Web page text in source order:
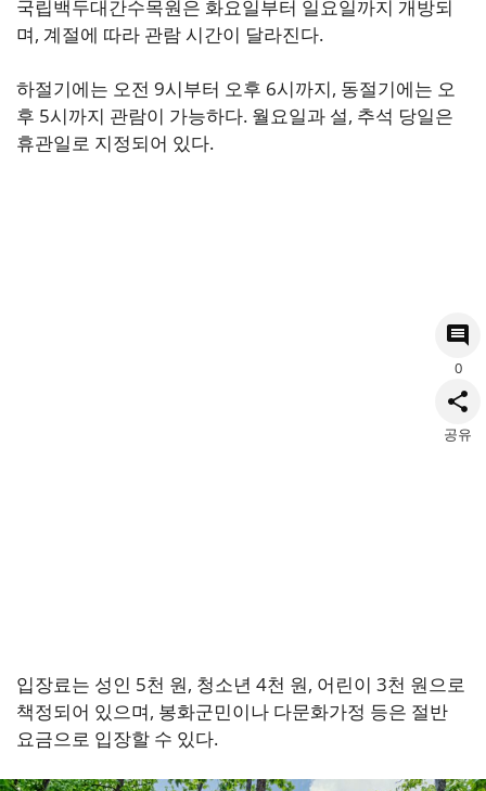
국립백두대간수목원은 화요일부터 일요일까지 개방되
며, 계절에 따라 관람 시간이 달라진다.
하절기에는 오전 9시부터 오후 6시까지, 동절기에는 오
후 5시까지 관람이 가능하다. 월요일과 설, 추석 당일은
휴관일로 지정되어 있다.
입장료는 성인 5천 원, 청소년 4천 원, 어린이 3천 원으로
책정되어 있으며, 봉화군민이나 다문화가정 등은 절반
요금으로 입장할 수 있다.
0
공유